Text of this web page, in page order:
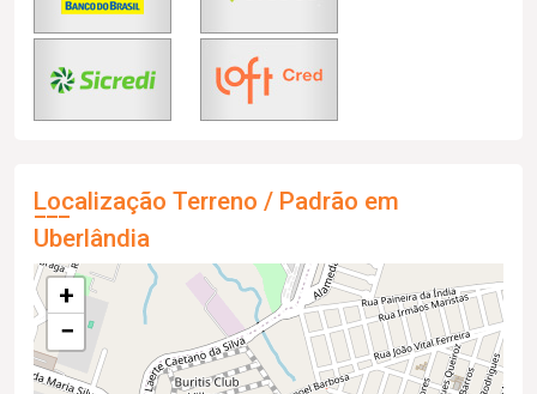
Localização Terreno / Padrão em
Uberlândia
+
−